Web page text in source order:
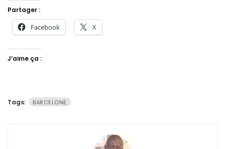
Partager :
Facebook X
J’aime ça :
Tags: BARCELONE